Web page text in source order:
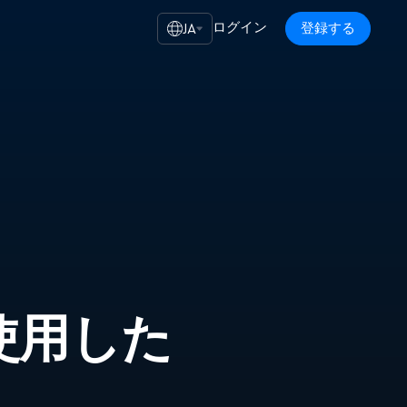
JA ログイン 登録する
した